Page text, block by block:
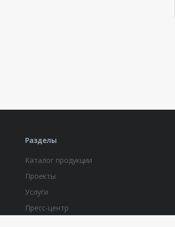
Разделы
Каталог продукции
Проекты
Услуги
Пресс-центр